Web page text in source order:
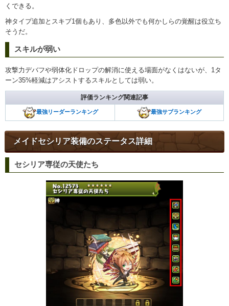
くできる。
神タイプ追加とスキブ1個もあり、多色以外でも何かしらの覚醒は役立ち
そうだ。
スキルが弱い
攻撃力デバフや弱体化ドロップの解消に使える場面がなくはないが、1タ
ーン35%軽減はアシストするスキルとしては弱い。
評価ランキング関連記事
最強リーダーランキング 最強サブランキング
メイドセシリア装備のステータス詳細
セシリア専従の天使たち